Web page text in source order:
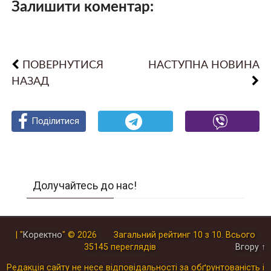
Залишити коментар:
ПОВЕРНУТИСЯ
НАЗАД
НАСТУПНА НОВИНА
Поділитися
Поділитися
Поділитися
Долучайтесь до нас!
| "Коректно" © 2026 Загальний рейтинг 10 з 10. Всього
35145 переглядів Вгору ↑
Редакція сайту не несе відповідальності за обґрунтованість і